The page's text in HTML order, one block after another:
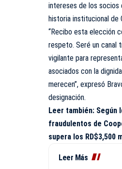
intereses de los socios
historia institucional de
“Recibo esta elección
respeto. Seré un canal
vigilante para
asociados con la
merecen”, expresó
designación.
Leer también: Según
fraudulentos de
supera los RD$3,500
Leer Más